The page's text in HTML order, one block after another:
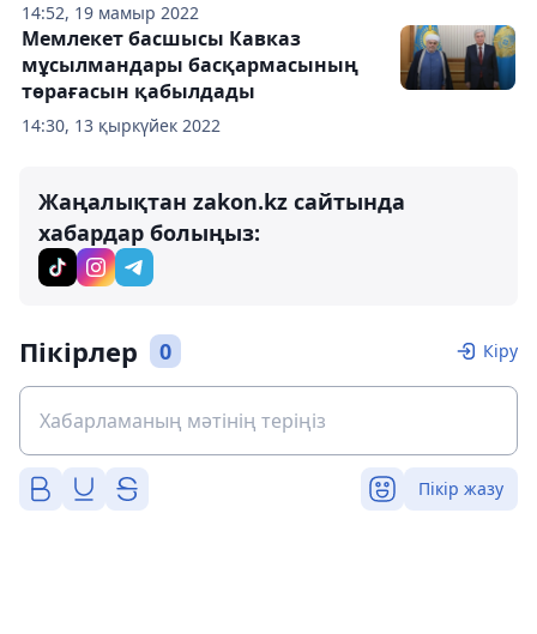
14:52, 19 мамыр 2022
14:30, 13 қыркүйек 2022
Мемлекет басшысы Кавказ
мұсылмандары басқармасының
төрағасын қабылдады
Жаңалықтан zakon.kz сайтында
хабардар болыңыз:
Пікірлер 0 Кіру
Пікір жазу